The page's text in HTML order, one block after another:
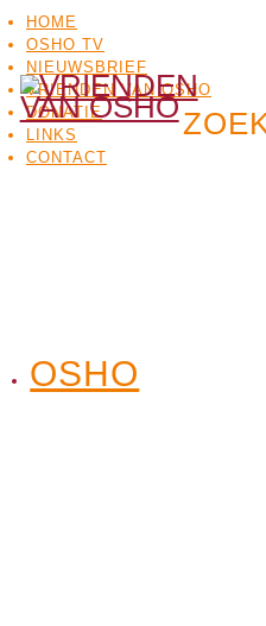
HOME
OSHO TV
NIEUWSBRIEF
VRIENDEN VAN OSHO
DONATIE
LINKS
CONTACT
OSHOOSHO